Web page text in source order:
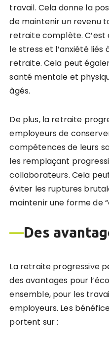
travail. Cela donne la
de maintenir un revenu
retraite complète. C’est
le stress et l’anxiété liés
retraite. Cela peut
santé mentale et
âgés.
De plus, la retraite
employeurs de
compétences de leurs
les remplaçant
collaborateurs. Cela
éviter les ruptures
maintenir une forme de
—Des
La retraite progressive
des avantages pour
ensemble, pour les
employeurs. Les
portent sur :